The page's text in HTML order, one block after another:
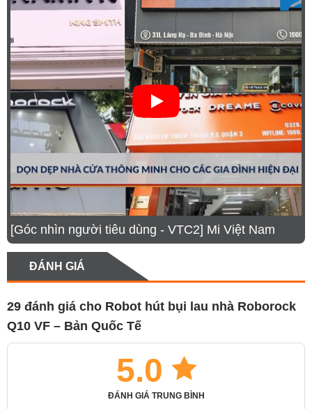
[Góc nhìn người tiêu dùng - VTC2] Mi Việt Nam
ĐÁNH GIÁ
29 đánh giá cho Robot hút bụi lau nhà Roborock
Q10 VF – Bản Quốc Tế
5.0
ĐÁNH GIÁ TRUNG BÌNH